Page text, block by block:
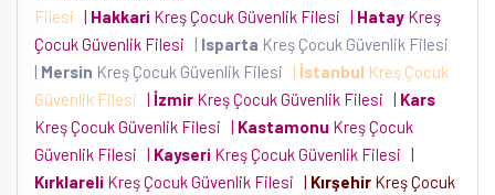
Filesi | Hakkari Kreş Çocuk Güvenlik Filesi | Hatay Kreş
Çocuk Güvenlik Filesi
| Isparta Kreş Çocuk Güvenlik Filesi
| Mersin Kreş Çocuk Güvenlik Filesi | İstanbul Kreş Çocuk
Güvenlik Filesi | İzmir Kreş Çocuk Güvenlik Filesi | Kars
Kreş Çocuk Güvenlik Filesi | Kastamonu Kreş Çocuk
Güvenlik Filesi | Kayseri Kreş Çocuk Güvenlik Filesi |
Kırklareli Kreş Çocuk Güvenlik Filesi | Kırşehir Kreş Çocuk